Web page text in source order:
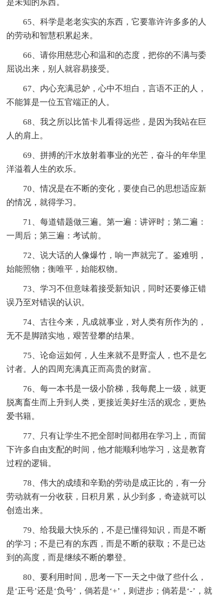
是未知的东西。
65、科学是老老实实的东西，它要靠许许多多的人
的劳动和智慧积累起来。
66、请你用慈悲心和温和的态度，把你的不满与委
屈说出来，别人就容易接受。
67、内心充满忌妒，心中不坦白，言语不正的人，
不能算是一位五官端正的人。
68、我之所以比笛卡儿看得远些，是因为我站在巨
人的肩上。
69、拼搏的汗水放射着事业的光芒，奋斗的年华里
洋溢着人生的欢乐。
70、情况是在不断的变化，要使自己的思想适应新
的情况，就得学习。
71、每道错题做三遍。第一遍：讲评时；第二遍：
一周后；第三遍：考试前。
72、说大话的人像爆竹，响一声就完了。鉴难明，
始能照物；衡唯平，始能权物。
73、学习不但意味着接受新知识，同时还要修正错
误乃至对错误的认识。
74、古往今来，凡成就事业，对人类有所作为的，
无不是脚踏实地，艰苦登攀的结果。
75、论命运如何，人生来就不是野蛮人，也不是乞
讨者。人的四周充满真正而高贵的财富。
76、每一本书是一级小阶梯，我每爬上一级，就更
脱离畜生而上升到人类，更接近美好生活的观念，更热
爱书籍。
77、只有让学生不把全部时间都用在学习上，而留
下许多自由支配的时间，他才能顺利地学习，这是教育
过程的逻辑。
78、伟大的成绩和辛勤的劳动是成正比的，有一分
劳动就有一分收获，日积月累，从少到多，奇迹就可以
创造出来。
79、给我最大快乐的，不是已懂得知识，而是不断
的学习；不是已有的东西，而是不断的获取；不是已达
到的高度，而是继续不断的攀登。
80、要利用时间，思考一下一天之中做了些什么，
是‘正号’还是‘负号’，倘若是‘+’，则进步；倘若是‘-’，就